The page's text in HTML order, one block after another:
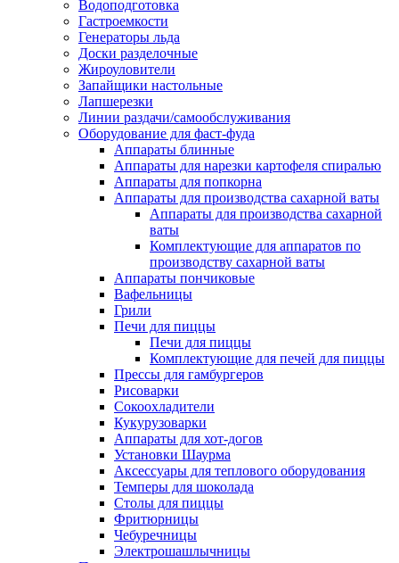
Водоподготовка
Гастроемкости
Генераторы льда
Доски разделочные
Жироуловители
Запайщики настольные
Лапшерезки
Линии раздачи/самообслуживания
Оборудование для фаст-фуда
Аппараты блинные
Аппараты для нарезки картофеля спиралью
Аппараты для попкорна
Аппараты для производства сахарной ваты
Аппараты для производства сахарной
ваты
Комплектующие для аппаратов по
производству сахарной ваты
Аппараты пончиковые
Вафельницы
Грили
Печи для пиццы
Печи для пиццы
Комплектующие для печей для пиццы
Прессы для гамбургеров
Рисоварки
Сокоохладители
Кукурузоварки
Аппараты для хот-догов
Установки Шаурма
Аксессуары для теплового оборудования
Темперы для шоколада
Столы для пиццы
Фритюрницы
Чебуречницы
Электрошашлычницы